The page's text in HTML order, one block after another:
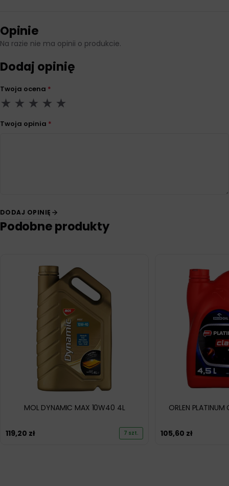
Opinie
Na razie nie ma opinii o produkcie.
Dodaj opinię
Twoja ocena *
Twoja opinia *
DODAJ OPINIĘ
Podobne produkty
MOL DYNAMIC MAX 10W40 4L
119,20 zł 7 szt.
ORLEN
105,60 zł